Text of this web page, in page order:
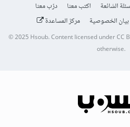
الشائعة اكتب معنا
درّب معنا
بيان الخصوصية مركز المساعدة
© 2025Hsoub.Content licensed underCC
otherwise.